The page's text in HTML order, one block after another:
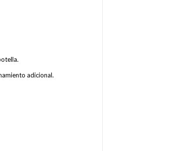
adicional.